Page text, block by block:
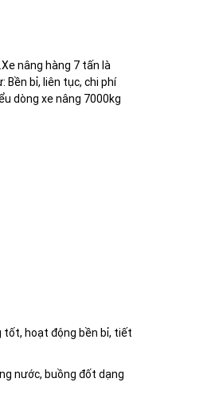
nâng hàng 7 tấn là
bỉ, liên tục, chi phí
dòng xe nâng 7000kg
tốt, hoạt động bền bỉ, tiết
nước, buồng đốt dạng